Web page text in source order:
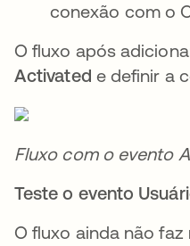
conexão com o
O fluxo após
Activated e definir a
Fluxo com o evento
Teste o evento
O fluxo ainda não